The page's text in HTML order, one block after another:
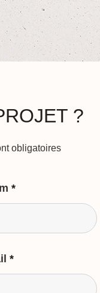
?
obligatoires
*
*